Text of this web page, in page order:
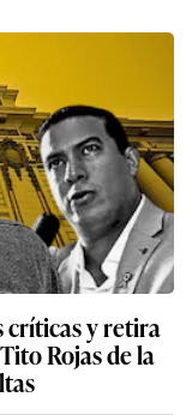
críticas y retira
Rojas de la